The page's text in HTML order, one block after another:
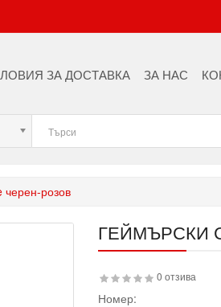
ЗА ДОСТАВКА ЗА НАС
черен-розов
ГЕЙМЪРСКИ
0 отзива
Номер: